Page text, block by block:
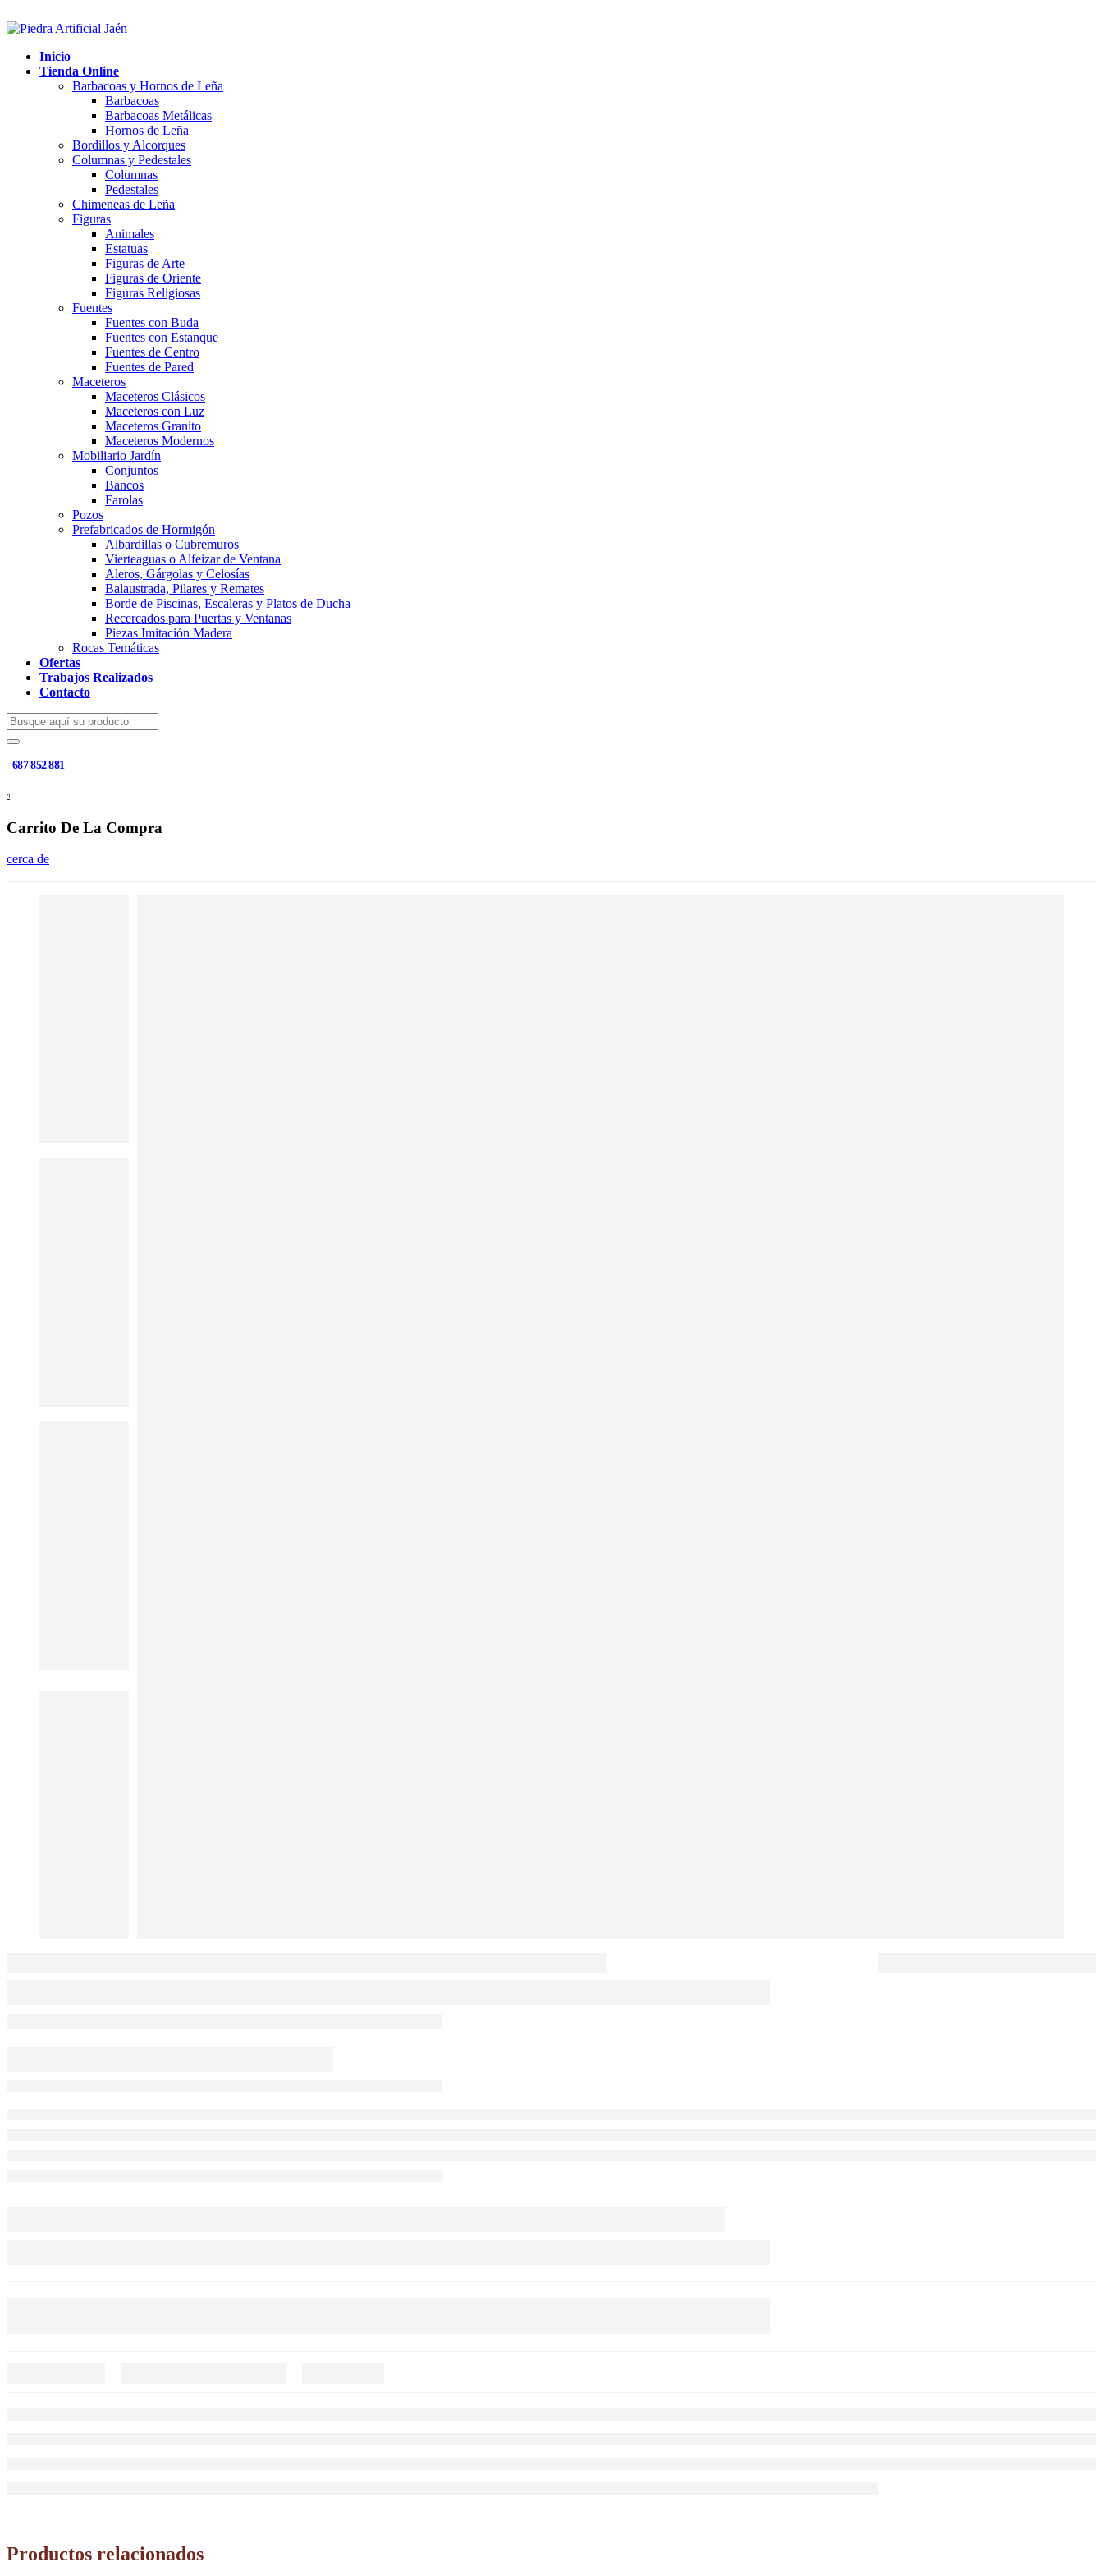
Inicio
Tienda Online
Barbacoas y Hornos de Leña
Barbacoas
Barbacoas Metálicas
Hornos de Leña
Bordillos y Alcorques
Columnas y Pedestales
Columnas
Pedestales
Chimeneas de Leña
Figuras
Animales
Estatuas
Figuras de Arte
Figuras de Oriente
Figuras Religiosas
Fuentes
Fuentes con Buda
Fuentes con Estanque
Fuentes de Centro
Fuentes de Pared
Maceteros
Maceteros Clásicos
Maceteros con Luz
Maceteros Granito
Maceteros Modernos
Mobiliario Jardín
Conjuntos
Bancos
Farolas
Pozos
Prefabricados de Hormigón
Albardillas o Cubremuros
Vierteaguas o Alfeizar de Ventana
Aleros, Gárgolas y Celosías
Balaustrada, Pilares y Remates
Borde de Piscinas, Escaleras y Platos de Ducha
Recercados para Puertas y Ventanas
Piezas Imitación Madera
Rocas Temáticas
Ofertas
Trabajos Realizados
Contacto
687 852 881
0
Carrito De La Compra
cerca de
Productos relacionados